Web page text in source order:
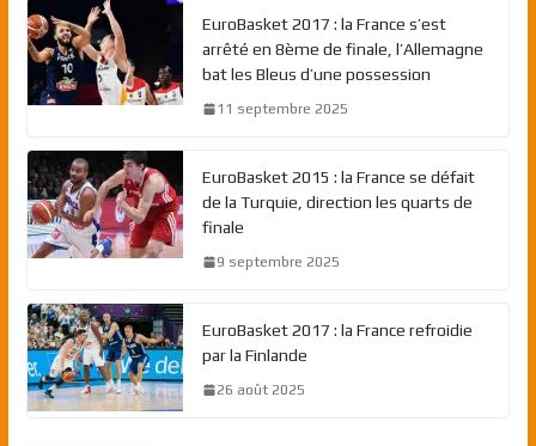
EuroBasket 2017 : la France s’est
arrêté en 8ème de finale, l’Allemagne
bat les Bleus d’une possession
11 septembre 2025
EuroBasket 2015 : la France se défait
de la Turquie, direction les quarts de
finale
9 septembre 2025
EuroBasket 2017 : la France refroidie
par la Finlande
26 août 2025